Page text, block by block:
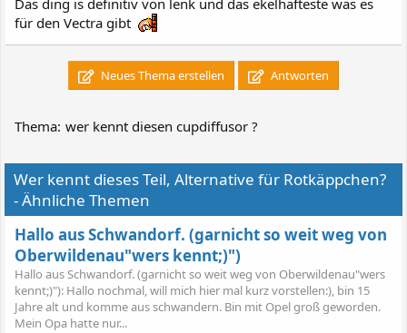
Das ding is definitiv von lenk und das ekelhafteste was es
für den Vectra gibt
Neues Thema erstellen Antworten
Thema: wer kennt diesen cupdiffusor ?
Wer kennt dieses Teil, Alternative für Rotkäppchen?
- Ähnliche Themen
Hallo aus Schwandorf. (garnicht so weit weg von
Oberwildenau"wers kennt;)")
Hallo aus Schwandorf. (garnicht so weit weg von Oberwildenau"wers
kennt;)"): Hallo nochmal, will mich hier mal kurz vorstellen:), bin 15
Jahre alt und komme aus schwandern. Bin mit Opel groß geworden.
Mein Opa hatte nur...